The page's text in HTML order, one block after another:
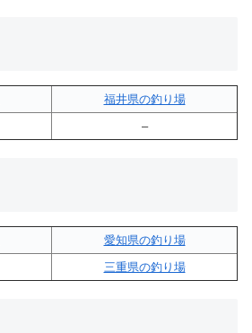
福井県の釣り場
–
愛知県の釣り場
三重県の釣り場